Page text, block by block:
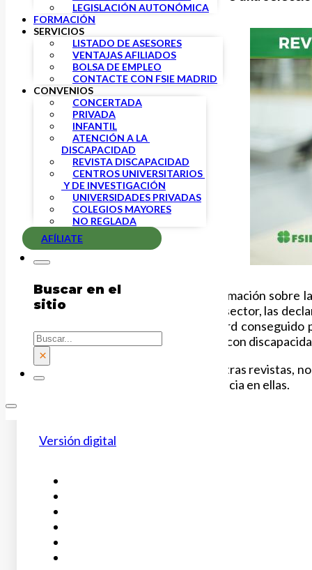
LEGISLACIÓN AUTONÓMICA
FORMACIÓN
SERVICIOS
LISTADO DE ASESORES
VENTAJAS AFILIADOS
BOLSA DE EMPLEO
CONTACTE CON FSIE MADRID
CONVENIOS
CONCERTADA
PRIVADA
INFANTIL
ATENCIÓN A LA
DISCAPACIDAD
REVISTA DISCAPACIDAD
CENTROS UNIVERSITARIOS
Y DE INVESTIGACIÓN
UNIVERSIDADES PRIVADAS
COLEGIOS MAYORES
NO REGLADA
AFÍLIATE
Buscar en el
sitio
Buscar
×
En esta edición, encontrarás información sobre
emocional en los trabajadores del sector, las
, el récord
impulsaFacilito TVsobre cocineros con
Además, como es habitual en nuestras revistas,
especializados que son una referencia en ellas.
Versión digital